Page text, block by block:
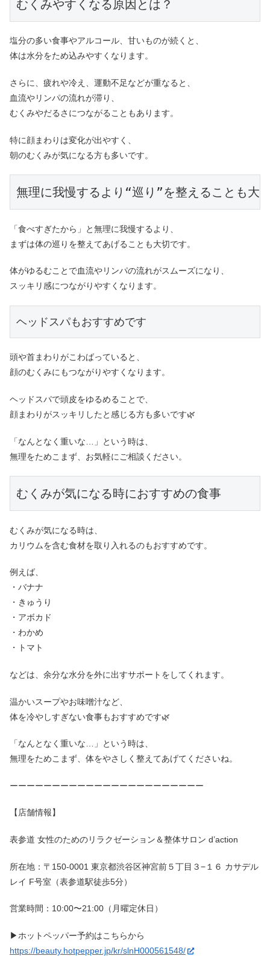
むくみやすくなる原因とは？
塩分の多い食事やアルコール、甘いものが続くと、
体は水分をため込みやすくなります。
さらに、疲れや冷え、運動不足などが重なると、
血流やリンパの流れが滞り、
むくみやだるさにつながることもあります。
特に顔まわりは変化が出やすく、
朝のむくみが気になる方も多いです。
無理に我慢するより“巡り”を整えることも大
「食べすぎたから」と無理に我慢するより、
まずは体の巡りを整えてあげることも大切です。
体がゆるむことで血流やリンパの流れがスムーズになり、
スッキリ感につながりやすくなります。
ヘッドスパもおすすめです
頭や首まわりがこわばっていると、
顔のむくみにもつながりやすくなります。
ヘッドスパで頭皮をゆるめることで、
顔まわりがスッキリしたと感じる方も多いです🌿
「なんとなく重いな…」という時は、
無理をためこまず、お気軽にご相談ください。
むくみが気になる時におすすめの食事
むくみが気になる時は、
カリウムを含む食材を取り入れるのもおすすめです。
例えば、
・バナナ
・きゅうり
・アボカド
・わかめ
・トマト
などは、余分な水分を外に出すサポートをしてくれます。
温かいスープやお味噌汁など、
体を冷やしすぎない食事もおすすめです🌿
「なんとなく重いな…」という時は、
無理をためこまず、体をやさしく整えてあげてくださいね。
ーーーーーーーーーーーーーーーーーーーーーーー
【店舗情報】
表参道 女性のためのリラクゼーション＆整体サロン d’action
所在地：〒150-0001 東京都渋谷区神宮前５丁目３−１６ カサデル
レイ F号室（表参道駅徒歩5分）
営業時間：10:00〜21:00（月曜定休日）
▶︎ホットペッパー予約はこちらから
https://beauty.hotpepper.jp/kr/slnH000561548/